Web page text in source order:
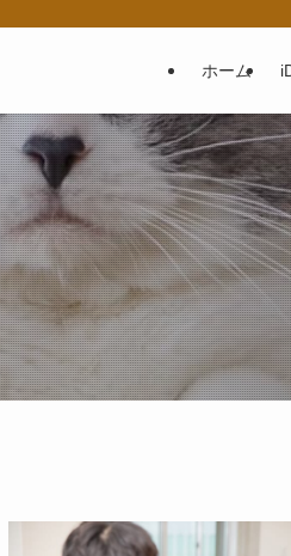
ホーム